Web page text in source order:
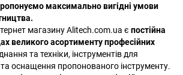
максимально вигідні умови
магазину Alitech.com.ua є постійна
великого асортименту професійних
та техніки, інструментів для
оснащення пропонованого інструменту.